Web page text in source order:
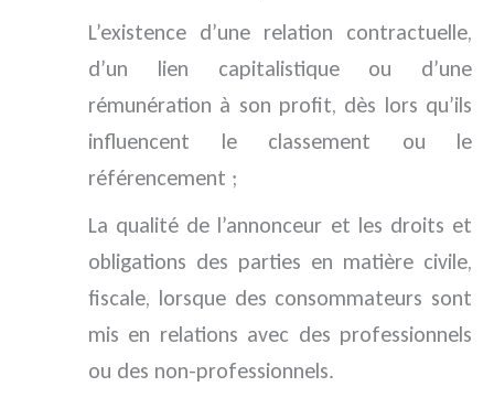
L’existence d’une relation contractuelle,
d’un lien capitalistique ou d’une
rémunération à son profit, dès lors qu’ils
influencent le classement ou le
référencement ;
La qualité de l’annonceur et les droits et
obligations des parties en matière civile,
fiscale, lorsque des consommateurs sont
mis en relations avec des professionnels
ou des non-professionnels.